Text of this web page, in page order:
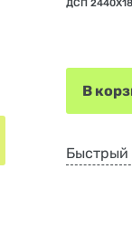
ДСП
В
Быстрый